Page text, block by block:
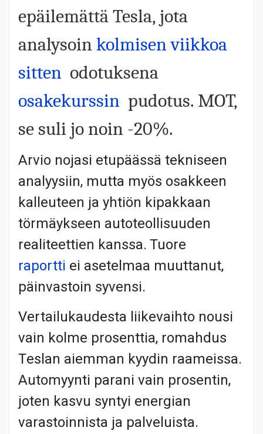
epäilemättä Tesla, jota
analysoinkolmisen viikkoa
sitten odotuksena
osakekurssin pudotus. MOT,
se suli jo noin -20%.
Arvio nojasi etupäässä tekniseen
analyysiin, mutta myös osakkeen
kalleuteen ja yhtiön kipakkaan
törmäykseen autoteollisuuden
realiteettien kanssa. Tuore
raportti ei asetelmaa muuttanut,
päinvastoin syvensi.
Vertailukaudesta liikevaihto nousi
vain kolme prosenttia, romahdus
Teslan aiemman kyydin raameissa.
Automyynti parani vain prosentin,
joten kasvu syntyi energian
varastoinnista ja palveluista.